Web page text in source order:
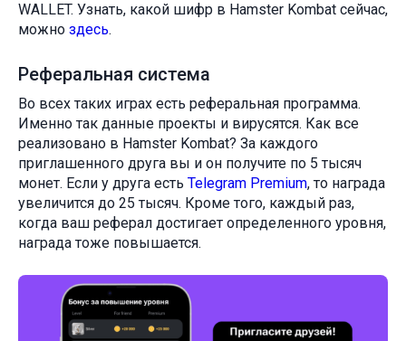
WALLET. Узнать, какой шифр в Hamster Kombat сейчас,
можно здесь.
Реферальная система
Во всех таких играх есть реферальная программа.
Именно так данные проекты и вирусятся. Как все
реализовано в Hamster Kombat? За каждого
приглашенного друга вы и он получите по 5 тысяч
монет. Если у друга есть Telegram Premium, то награда
увеличится до 25 тысяч. Кроме того, каждый раз,
когда ваш реферал достигает определенного уровня,
награда тоже повышается.